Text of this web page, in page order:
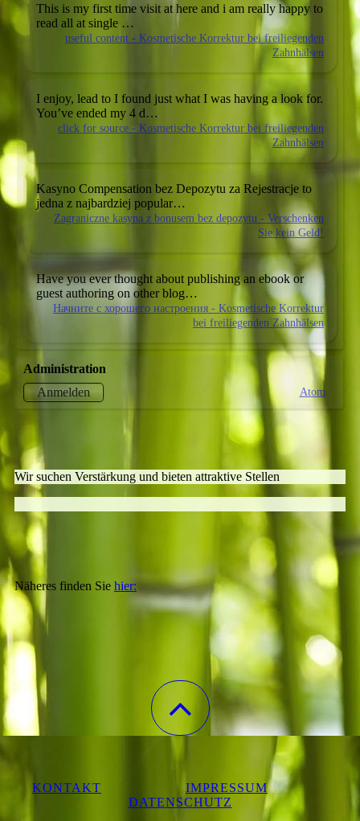
This is my first time visit at here and i am really happy to
read all at single …
useful content - Kosmetische Korrektur bei freiliegenden
Zahnhälsen
I enjoy, lead to I found just what I was having a look for.
You’ve ended my 4 d…
click for source - Kosmetische Korrektur bei freiliegenden
Zahnhälsen
Kasyno Compensation bez Depozytu za Rejestracje to
jedna z najbardziej popular…
Zagraniczne kasyna z bonusem bez depozytu - Verschenken
Sie kein Geld!
Have you ever thought about publishing an ebook or
guest authoring on other blog…
Начните с хорошего настроения - Kosmetische Korrektur
bei freiliegenden Zahnhälsen
Administration
Anmelden
Atom
Wir suchen Verstärkung und bieten attraktive Stellen
Näheres finden Sie hier:
KONTAKT
IMPRESSUM
DATENSCHUTZ